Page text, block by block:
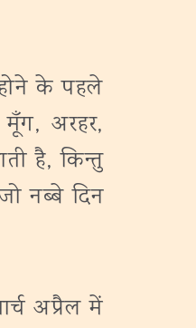
के पहले
अरहर,
है, किन्तु
नब्बे दिन
अप्रैल में